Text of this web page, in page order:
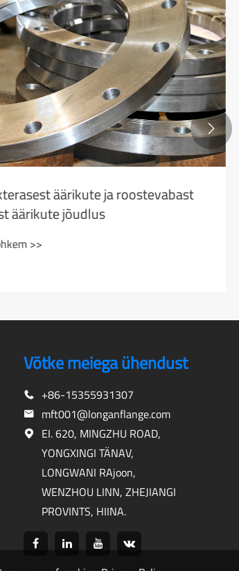
äärikute ja roostevabast
äärikute jõudlus
>>

Võtke meiega ühendust
+86-15355931307
mft001@longanflange.com
EI. 620, MINGZHU ROAD,
YONGXINGI TÄNAV,
LONGWANI RAjoon,
WENZHOU LINN, ZHEJIANGI
PROVINTS, HIINA.